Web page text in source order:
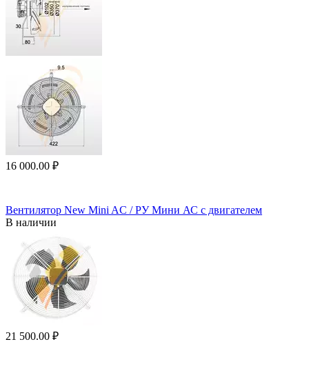
16 000.00 ₽
Вентилятор New Mini AC / РУ Мини АС с двигателем
В наличии
21 500.00 ₽